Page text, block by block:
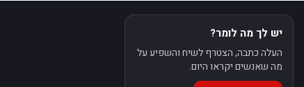
יש לך מה לומר?
העלה כתבה, הצטרף לשיח והשפיע על
מה שאנשים יקראו היום.